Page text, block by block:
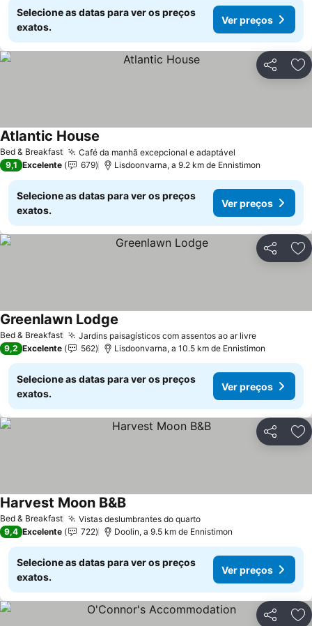
Selecione as datas para ver os preços
exatos.
Ver preços
Partilhar
Bed & Breakfast Café da manhã excepcional e adaptável
Atlantic House
9,1 Excelente 679 Lisdoonvarna, a 9.2 km de Ennistimon
Selecione as datas para ver os preços
exatos.
Ver preços
Partilhar
Bed & Breakfast Jardins paisagísticos com assentos ao ar livre
Greenlawn Lodge
9,2 Excelente 562 Lisdoonvarna, a 10.5 km de Ennistimon
Selecione as datas para ver os preços
exatos.
Ver preços
Partilhar
Bed & Breakfast Vistas deslumbrantes do quarto
Harvest Moon B&B
9,4 Excelente 722 Doolin, a 9.5 km de Ennistimon
Selecione as datas para ver os preços
exatos.
Ver preços
Partilhar